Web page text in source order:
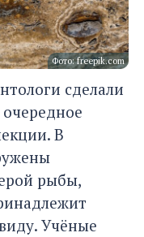
Фото: freepik.com
сделали
В
рыбы,
Учёные